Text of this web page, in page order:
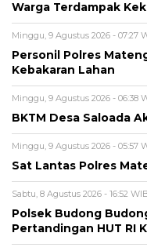
Warga Terdampak
Minggu, 9 Agustus 2026 - 07:27
Personil Polres
Kebakaran Lahan
Minggu, 9 Agustus 2026 - 06:38
BKTM Desa Saloada
Minggu, 9 Agustus 2026 - 05:57
Sat Lantas Polres
Sabtu, 8 Agustus 2026 - 16:52
Polsek Budong
Pertandingan HUT RI